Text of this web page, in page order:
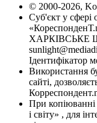
© 2000-2026,
Суб'єкт у сфері
ХАРКІВСЬКЕ
Ідентифікатор
Використання
сайті,
При копіюванні
і світу» , для